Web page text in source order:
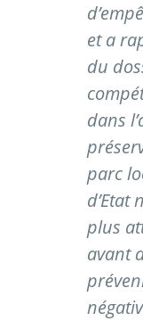
et a
du
dans
parc
d’Etat
plus
avant